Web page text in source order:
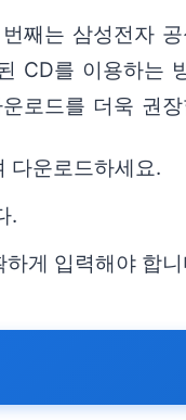
째는 삼성전자
CD를 이용하는
로드를 더욱 권장
다운로드하세요.
.
게 입력해야 합니